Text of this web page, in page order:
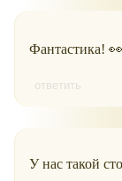
Фантастика!
ответить
У нас такой